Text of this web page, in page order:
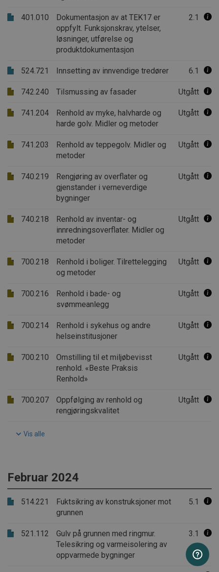
401.010
Dokumentasjon av at TEK17 er
oppfylt. Funksjonskrav, ytelser,
løsninger, utførelse og
produktdokumentasjon
2.1
524.721 Innsetting av innvendige tredører 6.1
742.240 Tilsmussing av fasader Utgått
741.204
Renhold av myke, halvharde og
harde golv. Midler og metoder
Utgått
741.203
Renhold av teppegolv. Midler og
metoder
Utgått
740.219
Rengjøring av overflater og
gjenstander i verneverdige
bygninger
Utgått
740.218
Renhold av inventar- og
innredningsoverflater. Midler og
metoder
Utgått
700.218
Renhold i boliger. Tilrettelegging
og metoder
Utgått
700.216
Renhold i bade- og
svømmeanlegg
Utgått
700.214
Renhold i sykehus og andre
helseinstitusjoner
Utgått
700.210
Omstilling til et miljøbevisst
renhold. «Beste Praksis
Renhold»
Utgått
700.207
Oppfølging av renhold og
rengjøringskvalitet
Utgått
Vis alle
Februar 2024
514.221
Fuktsikring av konstruksjoner mot
grunnen
5.1
521.112
Gulv på grunnen med ringmur.
Telesikring og varmeisolering av
oppvarmede bygninger
3.1
.AspNetCore.Correlation.w8-
.AspNetCore.Correlation.oDflSvzc_SDPnf-
.AspNetCore.Correlation.8Y29B1-
.AspNetCore.Correlation.zhPfVsz9MycU0xNuavu6-
.AspNetCore.Correlation.jdS-
.AspNetCore.Correlation.TIKlWxoPErKc3Tanwj-PTl_A-
.AspNetCore.Correlation.Z53BqYvqJ4MEKv6bHa5m-
.AspNetCore.Correlation.uJlQxycOa-WK6Zl9bxU7k-